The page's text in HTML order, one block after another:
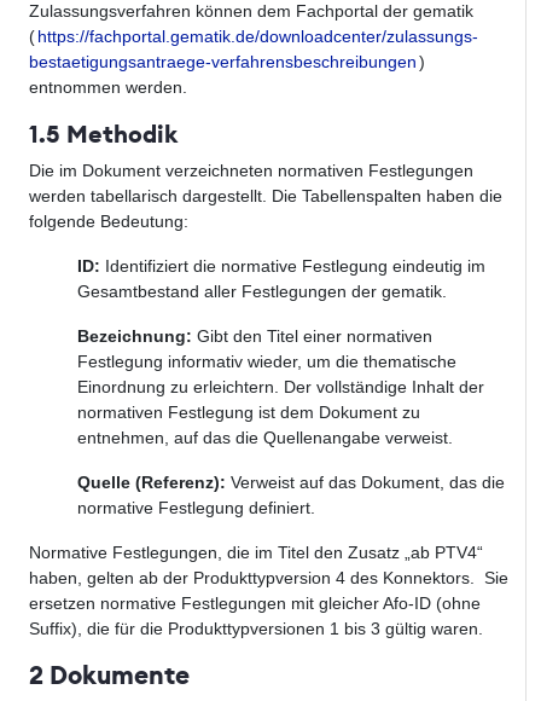
Zulassungsverfahren können dem Fachportal der gematik
(https://fachportal.gematik.de/downloadcenter/zulassungs-
bestaetigungsantraege-verfahrensbeschreibungen)
entnommen werden.
1.5 Methodik
Die im Dokument verzeichneten normativen Festlegungen
werden tabellarisch dargestellt. Die Tabellenspalten haben die
folgende Bedeutung:
ID: Identifiziert die normative Festlegung eindeutig im
Gesamtbestand aller Festlegungen der gematik.
Bezeichnung: Gibt den Titel einer normativen
Festlegung informativ wieder, um die thematische
Einordnung zu erleichtern. Der vollständige Inhalt der
normativen Festlegung ist dem Dokument zu
entnehmen, auf das die Quellenangabe verweist.
Quelle (Referenz): Verweist auf das Dokument, das die
normative Festlegung definiert.
Normative Festlegungen, die im Titel den Zusatz „ab PTV4“
haben, gelten ab der Produkttypversion 4 des Konnektors. Sie
ersetzen normative Festlegungen mit gleicher Afo-ID (ohne
Suffix), die für die Produkttypversionen 1 bis 3 gültig waren.
2 Dokumente